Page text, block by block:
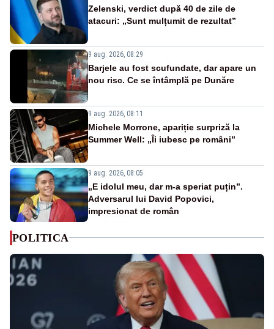
Zelenski, verdict după 40 de zile de
atacuri: „Sunt mulțumit de rezultat”
9 aug. 2026, 08:29
Barjele au fost scufundate, dar apare un
nou risc. Ce se întâmplă pe Dunăre
9 aug. 2026, 08:11
Michele Morrone, apariție surpriză la
Summer Well: „Îi iubesc pe români”
9 aug. 2026, 08:05
„E idolul meu, dar m-a speriat puțin”.
Adversarul lui David Popovici,
impresionat de român
POLITICA